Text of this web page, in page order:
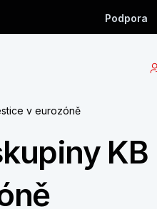
Podpora
v eurozóně
KB